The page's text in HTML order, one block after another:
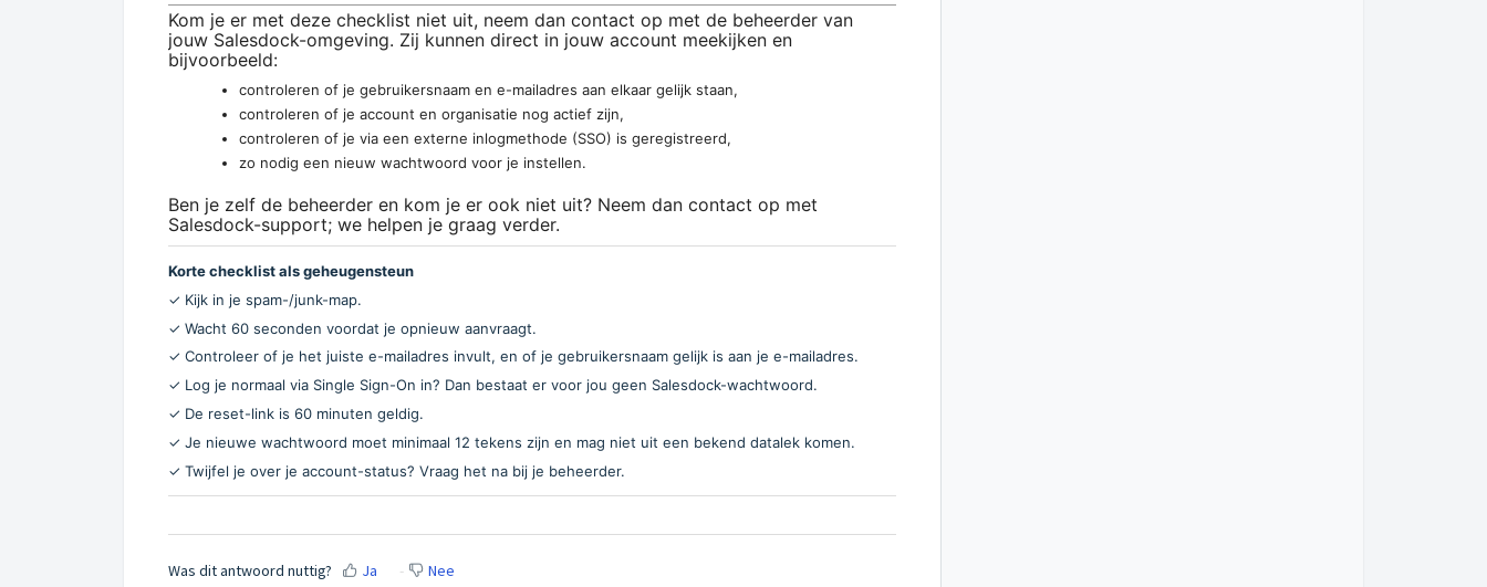
Kom je er met deze checklist niet uit, neem dan contact op met de beheerder van
jouw Salesdock-omgeving. Zij kunnen direct in jouw account meekijken en
bijvoorbeeld:
controleren of je gebruikersnaam en e-mailadres aan elkaar gelijk staan,
controleren of je account en organisatie nog actief zijn,
controleren of je via een externe inlogmethode (SSO) is geregistreerd,
zo nodig een nieuw wachtwoord voor je instellen.
Ben je zelf de beheerder en kom je er ook niet uit? Neem dan contact op met
Salesdock-support; we helpen je graag verder.
Korte checklist als geheugensteun
✓ Kijk in je spam-/junk-map.
✓ Wacht 60 seconden voordat je opnieuw aanvraagt.
✓ Controleer of je het juiste e-mailadres invult, en of je gebruikersnaam gelijk is aan je e-mailadres.
✓ Log je normaal via Single Sign-On in? Dan bestaat er voor jou geen Salesdock-wachtwoord.
✓ De reset-link is 60 minuten geldig.
✓ Je nieuwe wachtwoord moet minimaal 12 tekens zijn en mag niet uit een bekend datalek komen.
✓ Twijfel je over je account-status? Vraag het na bij je beheerder.
Was dit antwoord nuttig? Ja Nee